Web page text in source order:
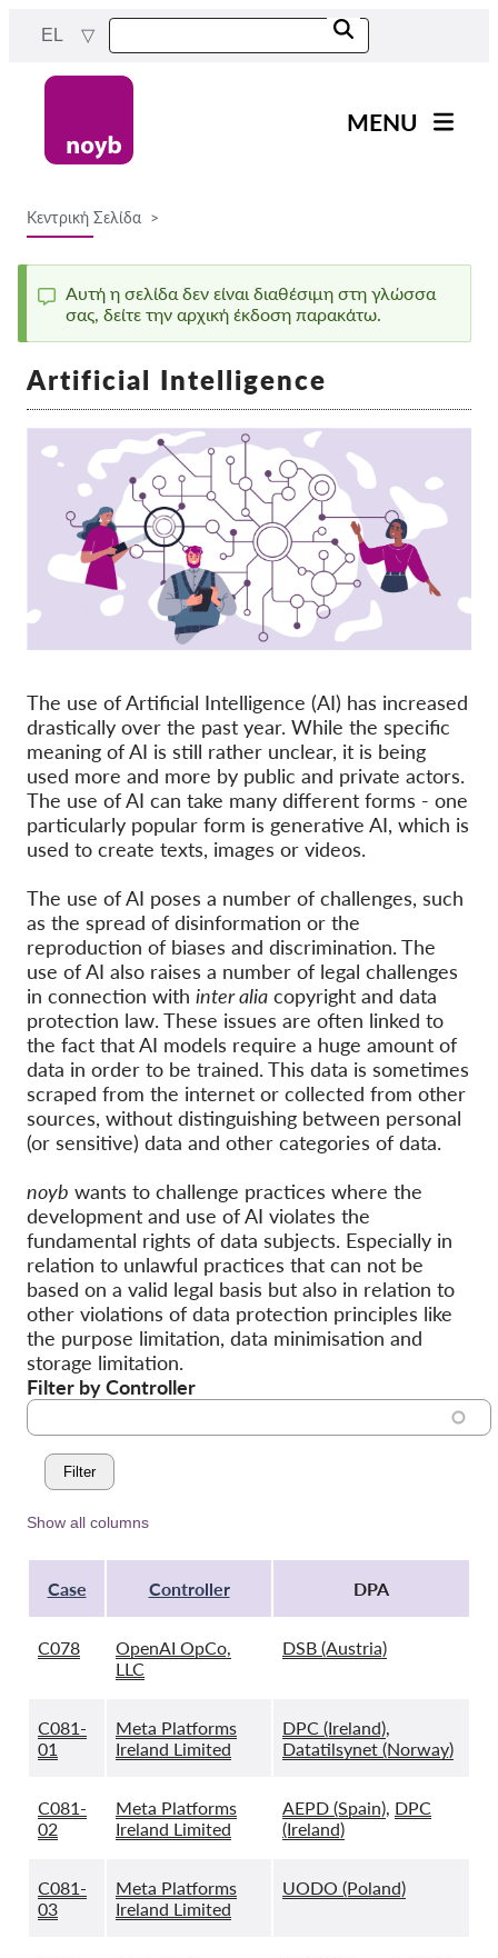
content
EL
MENU
Έργα
Υποθέσεις ανά ΑΠΔ
Όλες οι περιπτώσεις
Reports & Resources
Exercise your rights!
Στήριξέ μας!
Ιδιότητα μέλους
Δωρεές
Αιγίδα
Tax deductability
Σύνδεση Μέλους
Σχετικά με εμάς
Ομάδα
Ετήσιες αναφορές
Θέσεις Εργασίας
Συλλογική έννομη
προστασία
OnionShare
ΜΜΕ
Επικοινωνία
Κεντρική Σελίδα
Status
message
Αυτή η σελίδα δεν είναι διαθέσιμη στη γλώσσα
σας, δείτε την αρχική έκδοση παρακάτω.
Artificial Intelligence
The use of Artificial Intelligence (AI) has increased
drastically over the past year. While the specific
meaning of AI is still rather unclear, it is being
used more and more by public and private actors.
The use of AI can take many different forms - one
particularly popular form is generative AI, which is
used to create texts, images or videos.
The use of AI poses a number of challenges, such
as the spread of disinformation or the
reproduction of biases and discrimination. The
use of AI also raises a number of legal challenges
in connection with inter alia copyright and data
protection law. These issues are often linked to
the fact that AI models require a huge amount of
data in order to be trained. This data is sometimes
scraped from the internet or collected from other
sources, without distinguishing between personal
(or sensitive) data and other categories of data.
noyb wants to challenge practices where the
development and use of AI violates the
fundamental rights of data subjects. Especially in
relation to unlawful practices that can not be
based on a valid legal basis but also in relation to
other violations of data protection principles like
the purpose limitation, data minimisation and
storage limitation.
Filter by Controller
Show all columns
Case Controller DPA
C078
OpenAI OpCo,
LLC
DSB (Austria)
C081-
01
Meta Platforms
Ireland Limited
DPC (Ireland),
Datatilsynet (Norway)
C081-
02
Meta Platforms
Ireland Limited
AEPD (Spain), DPC
(Ireland)
C081-
03
Meta Platforms
Ireland Limited
UODO (Poland)